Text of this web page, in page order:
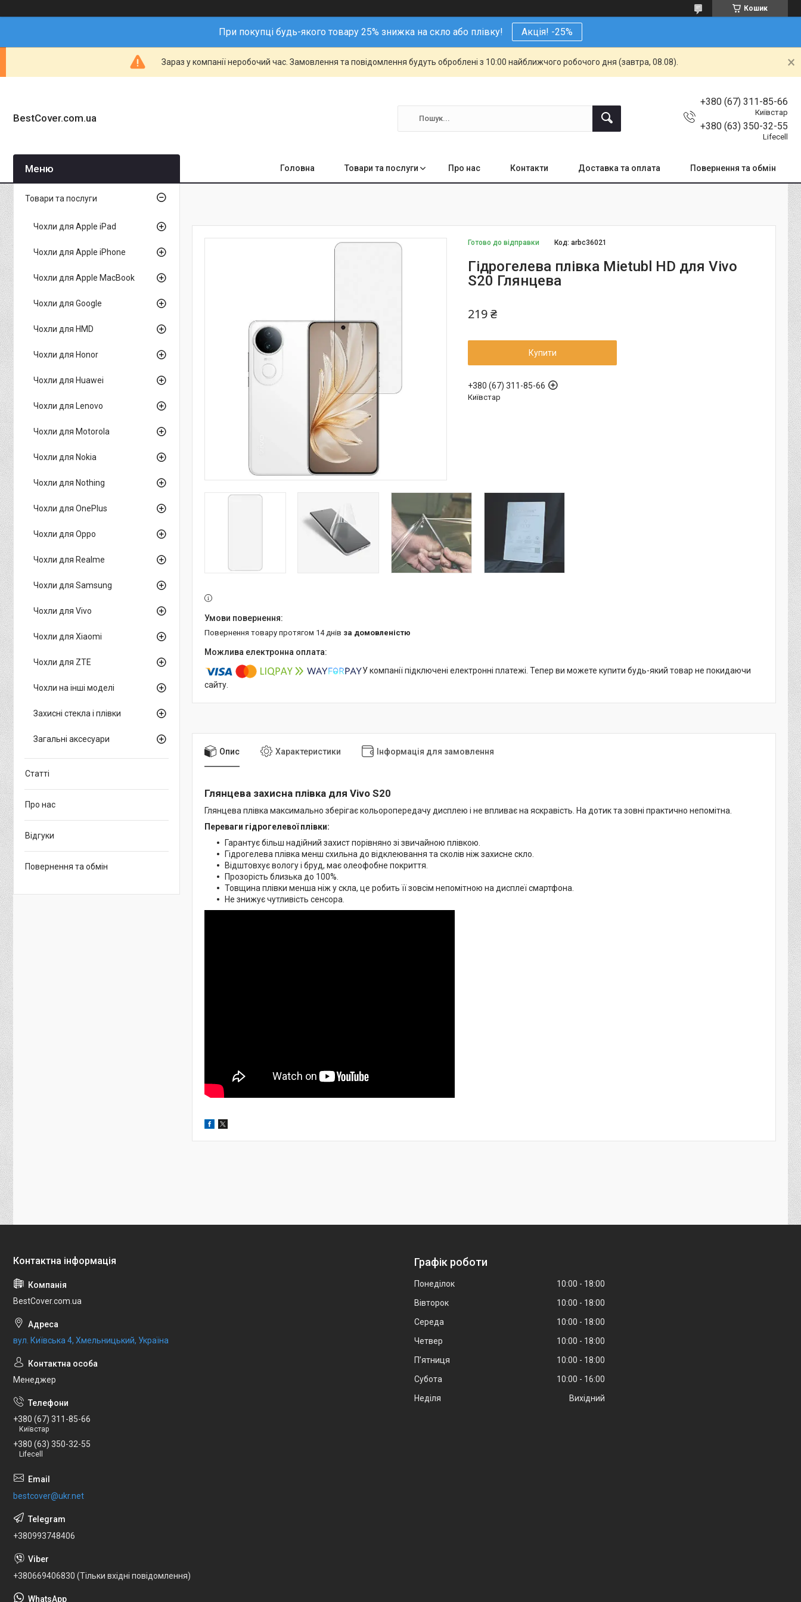
Кошик
При покупці будь-якого товару 25% знижка на скло або плівку! Акція! -25%
Зараз у компанії неробочий час. Замовлення та повідомлення будуть оброблені з 10:00 найближчого робочого дня (завтра, 08.08).
BestCover.com.ua
+380 (67) 311-85-66
Київстар
+380 (63) 350-32-55
Lifecell
Головна Товари та послуги Про нас Контакти Доставка та оплата Повернення та обмін
Готово до відправки Код:arbc36021
Гідрогелева плівка Mietubl HD для Vivo
S20 Глянцева
219 ₴
Купити
+380 (67) 311-85-66
Київстар
повернення товару протягом 14 днів за домовленістю
У компанії підключені електронні платежі. Тепер ви можете купити будь-який товар не покидаючи
сайту.
Опис Характеристики Інформація для замовлення
Глянцева захисна плівка для Vivo S20
Глянцева плівка максимально зберігає кольоропередачу дисплею і не впливає на яскравість. На дотик та зовні практично непомітна.
Переваги гідрогелевої плівки:
Гарантує більш надійний захист порівняно зі звичайною плівкою.
Гідрогелева плівка менш схильна до відклеювання та сколів ніж захисне скло.
Відштовхує вологу і бруд, має олеофобне покриття.
Прозорість близька до 100%.
Товщина плівки менша ніж у скла, це робить її зовсім непомітною на дисплеї смартфона.
Не знижує чутливість сенсора.
Товари та послуги
Чохли для Apple iPad
Чохли для Apple iPhone
Чохли для Apple MacBook
Чохли для Google
Чохли для HMD
Чохли для Honor
Чохли для Huawei
Чохли для Lenovo
Чохли для Motorola
Чохли для Nokia
Чохли для Nothing
Чохли для OnePlus
Чохли для Oppo
Чохли для Realme
Чохли для Samsung
Чохли для Vivo
Чохли для Xiaomi
Чохли для ZTE
Чохли на інші моделі
Захисні стекла і плівки
Загальні аксесуари
Статті
Про нас
Відгуки
Повернення та обмін
BestCover.com.ua
вул. Київська 4, Хмельницький, Україна
Менеджер
+380 (67) 311-85-66
Київстар
+380 (63) 350-32-55
Lifecell
bestcover@ukr.net
+380993748406
+380669406830 (Тільки вхідні повідомлення)
Графік роботи
Понеділок 10:00
18:00
Вівторок
10:00
18:00
Середа
10:00
18:00
Четвер
10:00
18:00
Пʼятниця
10:00
18:00
Субота
10:00
16:00
Неділя
Вихідний